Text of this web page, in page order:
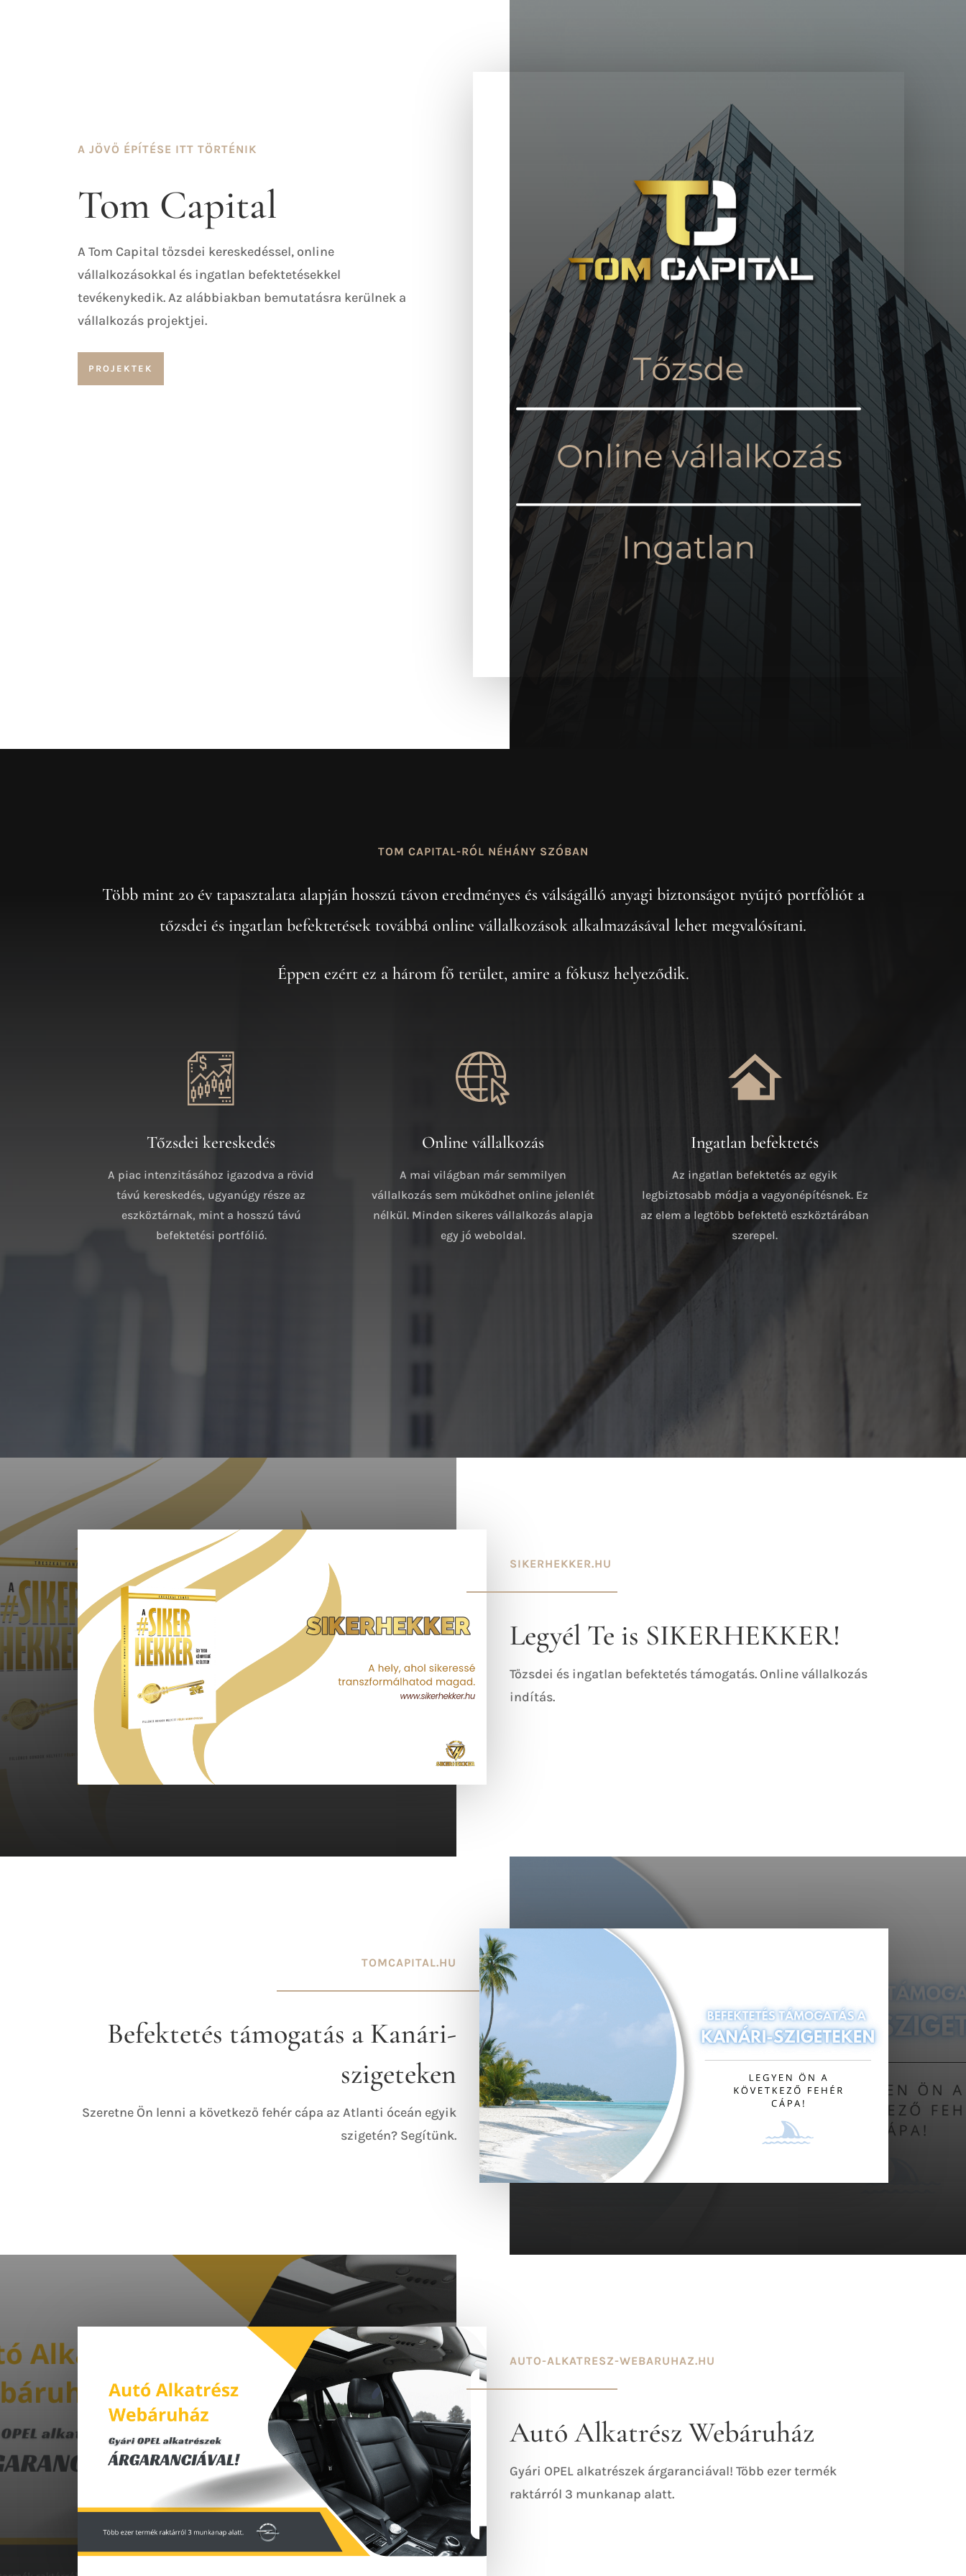
A JÖVŐ ÉPÍTÉSE ITT TÖRTÉNIK
Tom Capital
A Tom Capital tőzsdei kereskedéssel, online
vállalkozásokkal és ingatlan befektetésekkel
tevékenykedik. Az alábbiakban bemutatásra kerülnek a
vállalkozás projektjei.
PROJEKTEK
TOM CAPITAL-RÓL NÉHÁNY SZÓBAN
Több mint 20 év tapasztalata alapján hosszú távon eredményes és válságálló anyagi biztonságot nyújtó portfóliót a
tőzsdei és ingatlan befektetések továbbá online vállalkozások alkalmazásával lehet megvalósítani.
Éppen ezért ez a három fő terület, amire a fókusz helyeződik.
Tőzsdei kereskedés
A piac intenzitásához igazodva a rövid
távú kereskedés, ugyanúgy része az
eszköztárnak, mint a hosszú távú
befektetési portfólió.
Online vállalkozás
A mai világban már semmilyen
vállalkozás sem működhet online jelenlét
nélkül. Minden sikeres vállalkozás alapja
egy jó weboldal.
Ingatlan befektetés
Az ingatlan befektetés az egyik
legbiztosabb módja a vagyonépítésnek. Ez
az elem a legtöbb befektető eszköztárában
szerepel.
SIKERHEKKER.HU
Legyél Te is SIKERHEKKER!
Tőzsdei és ingatlan befektetés támogatás. Online vállalkozás
indítás.
TOMCAPITAL.HU
Befektetés támogatás a Kanári-
szigeteken
Szeretne Ön lenni a következő fehér cápa az Atlanti óceán egyik
szigetén? Segítünk.
AUTO-ALKATRESZ-WEBARUHAZ.HU
Autó Alkatrész Webáruház
Gyári OPEL alkatrészek árgaranciával! Több ezer termék
raktárról 3 munkanap alatt.